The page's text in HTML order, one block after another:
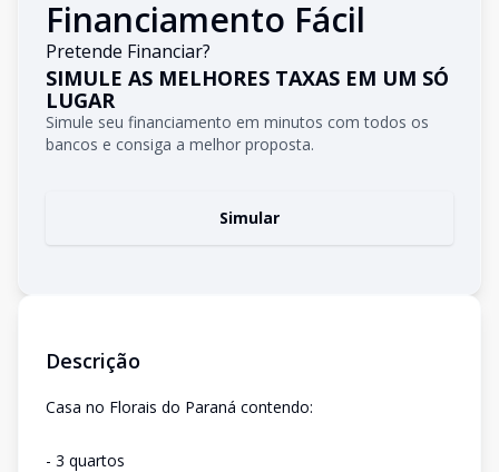
Financiamento Fácil
Pretende Financiar?
SIMULE AS MELHORES TAXAS EM UM SÓ
LUGAR
Simule seu financiamento em minutos com todos os
bancos e consiga a melhor proposta.
Simular
Descrição
Casa no Florais do Paraná contendo:
- 3 quartos